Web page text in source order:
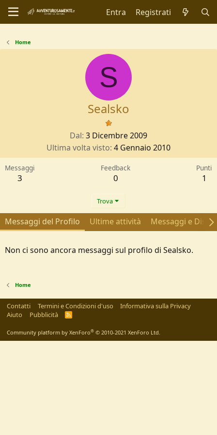
Entra Registrati
Home
S
Sealsko
Dal 3 Dicembre 2009
Ultima volta visto 4 Gennaio 2010
Messaggi
3
Feedback
0
Punti
1
Trova
Messaggi del Profilo Ultime attività Messaggi e
Non ci sono ancora messaggi sul profilo di Sealsko.
Home
Contatti Termini e Condizioni d'uso
Informativa sulla Privacy
Aiuto
Pubblicità
R
Community platform by XenForo® © 2010-2021 XenForo Ltd.